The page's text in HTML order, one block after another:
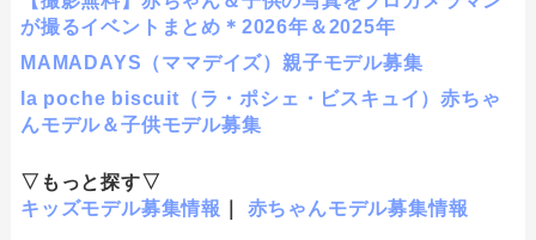
が撮るイベントまとめ＊2026年＆2025年
MAMADAYS（ママデイズ）親子モデル募集
la poche biscuit（ラ・ポシェ・ビスキュイ）赤ちゃ
んモデル＆子供モデル募集
▽もっと探す▽
キッズモデル募集情報
赤ちゃんモデル募集情報